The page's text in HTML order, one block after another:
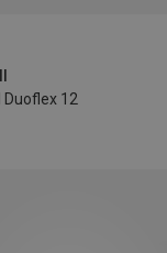
Duoflex 12